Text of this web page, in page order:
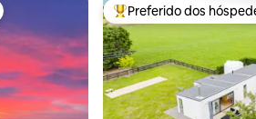
dos hóspedes Entre os melhores
Preferido dos